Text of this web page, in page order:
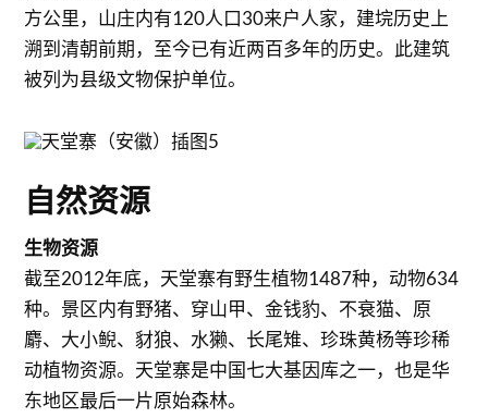
方公里，山庄内有120人口30来户人家，建垸历史上
溯到清朝前期，至今已有近两百多年的历史。此建筑
被列为县级文物保护单位。
自然资源
生物资源
截至2012年底，天堂寨有野生植物1487种，动物634
种。景区内有野猪、穿山甲、金钱豹、不衰猫、原
麝、大小鲵、豺狼、水獭、长尾雉、珍珠黄杨等珍稀
动植物资源。天堂寨是中国七大基因库之一，也是华
东地区最后一片原始森林。